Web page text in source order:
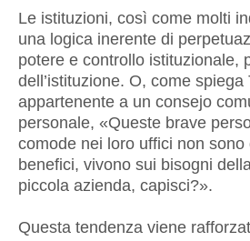
Le istituzioni, così come molti
una logica inerente di
potere e controllo istituzionale,
dell’istituzione. O, come spiega
appartenente a un consejo
personale, «Queste brave
comode nei loro uffici non
benefici, vivono sui bisogni
piccola azienda, capisci?».
Questa tendenza viene